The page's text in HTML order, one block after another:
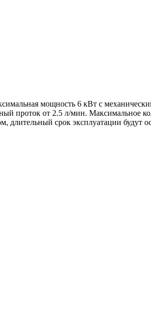
мощность 6 кВт с
проток от 2.5 л/мин. Максимальное
длительный срок эксплуатации будут